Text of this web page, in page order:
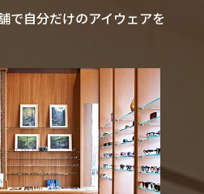
で自分だけのアイウェアを